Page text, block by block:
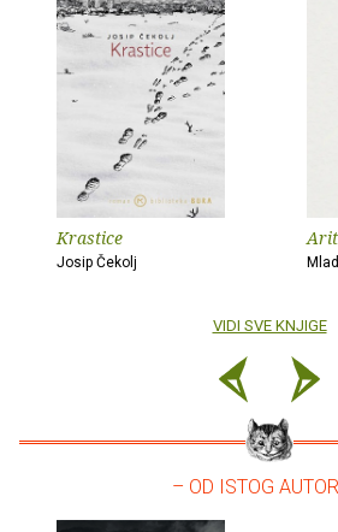
Krastice
Josip Čekolj
VIDI SVE KNJIGE
– OD ISTOG